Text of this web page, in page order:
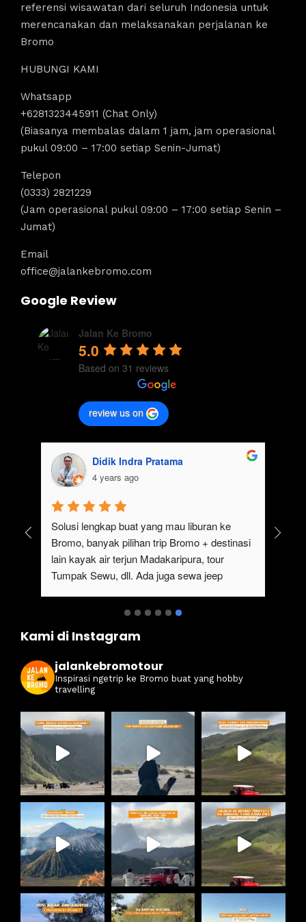
referensi wisawatan dari seluruh Indonesia untuk
merencanakan dan melaksanakan perjalanan ke
Bromo
HUBUNGI KAMI
Whatsapp
+6281323445911 (Chat Only)
(Biasanya membalas dalam 1 jam, jam operasional
pukul 09:00 – 17:00 setiap Senin-Jumat)
Telepon
(0333) 2821229
(Jam operasional pukul 09:00 – 17:00 setiap Senin –
Jumat)
Email
office@jalankebromo.com
Google Review
Jalan Ke Bromo
5.0
Based on 31 reviews
review us on
Didik Indra Pratama
4 years ago
Solusi lengkap buat yang mau liburan ke
Bromo, banyak pilihan trip Bromo + destinasi
lain kayak air terjun Madakaripura, tour
Tumpak Sewu, dll. Ada juga sewa jeep
Kami di Instagram
jalankebromotour
Inspirasi ngetrip ke Bromo buat yang hobby
travelling